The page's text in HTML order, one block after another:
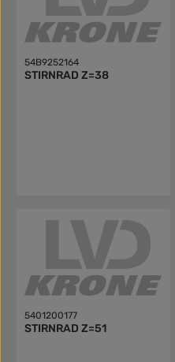
54B9252164
STIRNRAD Z=38
5401200177
STIRNRAD Z=51